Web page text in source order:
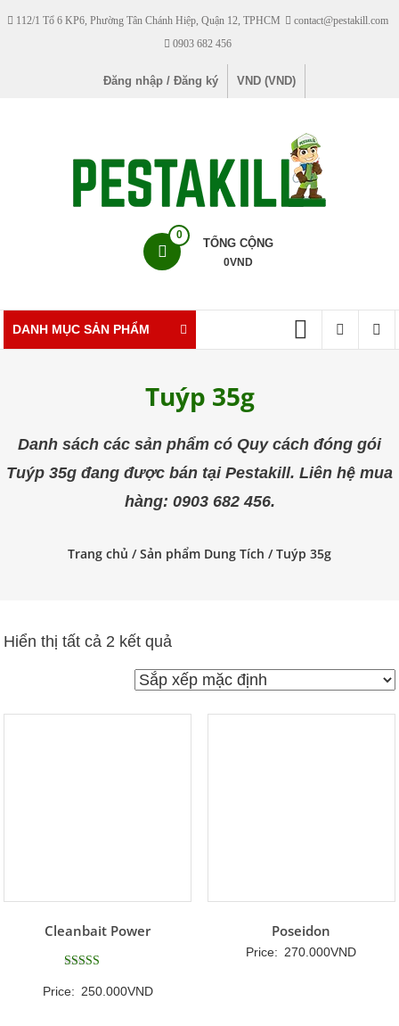
Skip112/1 Tổ 6 KP6, Phường Tân Chánh Hiệp, Quận 12, TPHCM
contact@pestakill.com
0903 682 456
Đăng nhập / Đăng ký VND (VND)
0
TỔNG CỘNG
0VND
DANH MỤC SẢN PHẨM
Tuýp 35g
Danh sách các sản phẩm có Quy cách đóng gói
Tuýp 35g đang được bán tại Pestakill. Liên hệ mua
hàng: 0903 682 456.
Trang chủ / Sản phẩm Dung Tích / Tuýp 35g
Hiển thị tất cả 2 kết quả
Cleanbait Power
hạng
Price: 250.000VND
Poseidon
Price: 270.000VND